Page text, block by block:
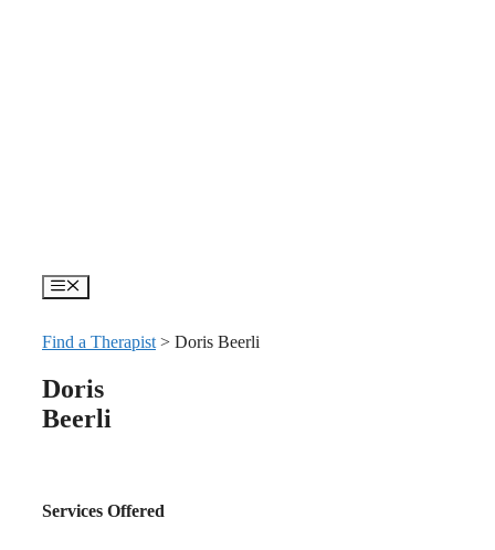
Menu
Find a Therapist > Doris Beerli
Doris
Beerli
Services Offered